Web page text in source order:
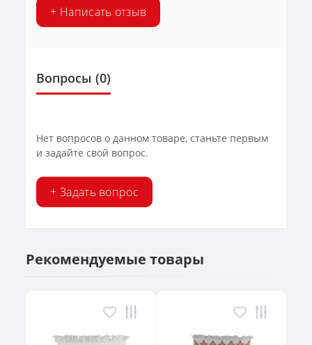
+ Написать отзыв
Вопросы (0)
Нет вопросов о данном товаре, станьте первым
и задайте свой вопрос.
+ Задать вопрос
Рекомендуемые товары